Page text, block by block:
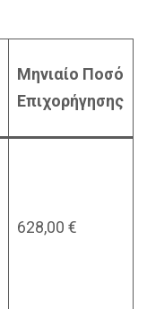
Μηνιαίο Ποσό
Επιχορήγησης
628,00 €